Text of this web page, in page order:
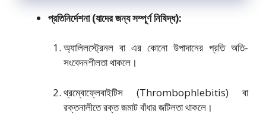
প্রতিনির্দেশনা (যাদের জন্য সম্পূর্ণ নিষিদ্ধ):
অ্যালিলস্ট্রেনল বা এর কোনো উপাদানের প্রতি অতি-
সংবেদনশীলতা থাকলে।
থ্রম্বোফ্লেবাইটিস (Thrombophlebitis) বা
রক্তনালীতে রক্ত জমাট বাঁধার জটিলতা থাকলে।